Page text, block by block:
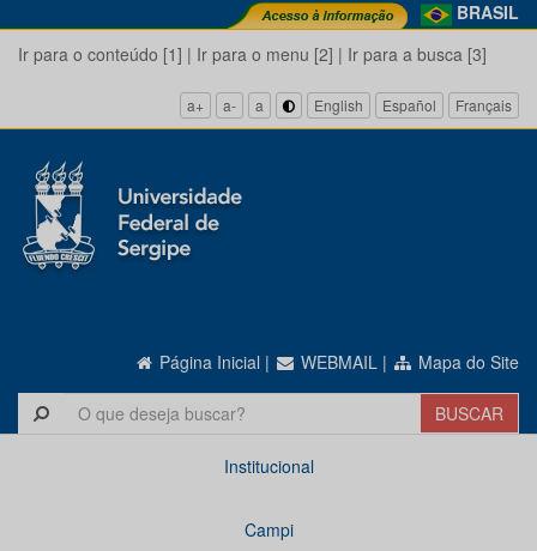
BRASIL
Ir para o conteúdo [1] | Ir para o menu [2] | Ir para a busca [3]
a+ a- a English Español Français
Página Inicial | WEBMAIL | Mapa do Site
Institucional
Campi